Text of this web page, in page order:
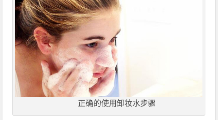
正确的使用卸妆水步骤